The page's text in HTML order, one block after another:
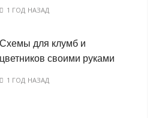
1 ГОД НАЗАД
Схемы для клумб и
цветников своими руками
1 ГОД НАЗАД